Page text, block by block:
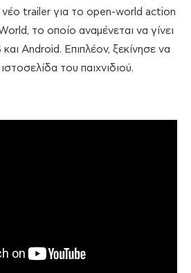
trailer για το open-world action
το οποίο αναμένεται να γίνει
και Android. Επιπλέον, ξεκίνησε να
του παιχνιδιού.